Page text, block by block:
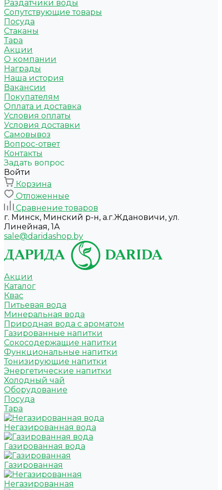
Раздатчики воды
Сопутствующие товары
Посуда
Стаканы
Тара
Акции
О компании
Награды
Наша история
Вакансии
Покупателям
Оплата и доставка
Условия оплаты
Условия доставки
Самовывоз
Вопрос-ответ
Контакты
Задать вопрос
Войти
Корзина
Отложенные
Сравнение товаров
г. Минск, Минский р-н, а.г.Ждановичи, ул.
Линейная, 1А
sale@daridashop.by
Акции
Каталог
Квас
Питьевая вода
Минеральная вода
Природная вода с ароматом
Газированные напитки
Сокосодержащие напитки
Функциональные напитки
Тонизирующие напитки
Энергетические напитки
Холодный чай
Оборудование
Посуда
Тара
Негазированная вода
Газированная вода
Газированная
Негазированная